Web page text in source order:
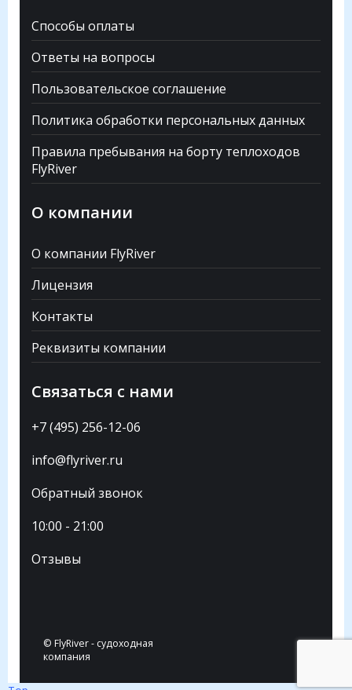
Способы оплаты
Ответы на вопросы
Пользовательское соглашение
Политика обработки персональных данных
Правила пребывания на борту теплоходов
FlyRiver
О компании
О компании FlyRiver
Лицензия
Контакты
Реквизиты компании
Связаться с нами
+7 (495) 256-12-06
info@flyriver.ru
Обратный звонок
10:00 - 21:00
Отзывы
© FlyRiver - судоходная
компания